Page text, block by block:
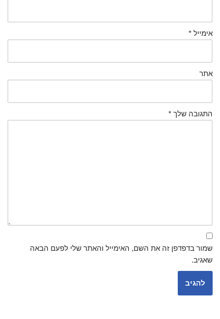
אימייל *
אתר
התגובה שלך *
שמור בדפדפן זה את השם, האימייל והאתר שלי לפעם הבאה
שאגיב.